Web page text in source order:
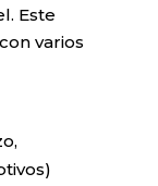
Este
varios